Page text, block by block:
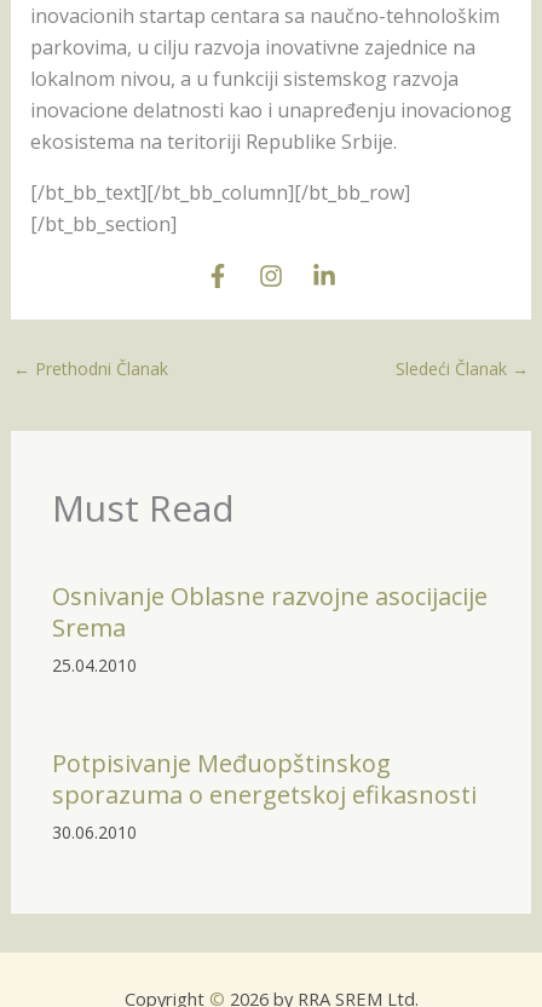
inovacionih startap centara sa naučno-tehnološkim
parkovima, u cilju razvoja inovativne zajednice na
lokalnom nivou, a u funkciji sistemskog razvoja
inovacione delatnosti kao i unapređenju inovacionog
ekosistema na teritoriji Republike Srbije.
[/bt_bb_text][/bt_bb_column][/bt_bb_row]
[/bt_bb_section]
← Prethodni Članak Sledeći Članak →
Must Read
Osnivanje Oblasne razvojne asocijacije
Srema
25.04.2010
Potpisivanje Međuopštinskog
sporazuma o energetskoj efikasnosti
30.06.2010
Copyright © 2026 by RRA SREM Ltd.